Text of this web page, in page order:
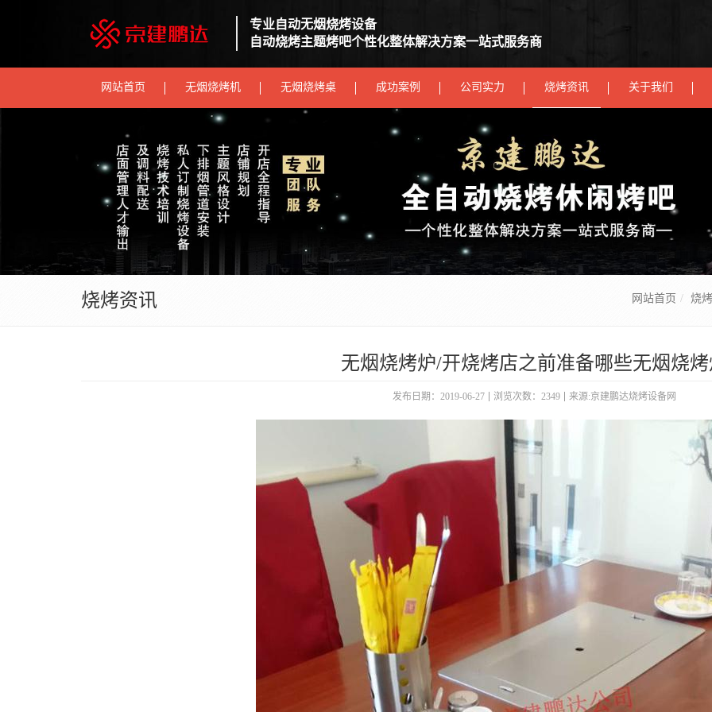
专业自动无烟烧烤设备
自动烧烤主题烤吧个性化整体解决方案一站式服务商
网站首页 无烟烧烤机 无烟烧烤桌 成功案例 公司实力 烧烤资讯 关于我们
烧烤资讯 网站首页 烧
无烟烧烤炉/开烧烤店之前准备哪些无烟烧
发布日期：2019-06-27 浏览次数：2349 来源:京建鹏达烧烤设备网